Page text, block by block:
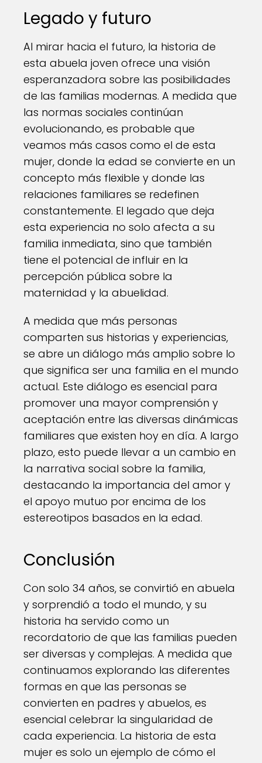
Legado y futuro
Al mirar hacia el futuro, la historia de
esta abuela joven ofrece una visión
esperanzadora sobre las posibilidades
de las familias modernas. A medida que
las normas sociales continúan
evolucionando, es probable que
veamos más casos como el de esta
mujer, donde la edad se convierte en un
concepto más flexible y donde las
relaciones familiares se redefinen
constantemente. El legado que deja
esta experiencia no solo afecta a su
familia inmediata, sino que también
tiene el potencial de influir en la
percepción pública sobre la
maternidad y la abuelidad.
A medida que más personas
comparten sus historias y experiencias,
se abre un diálogo más amplio sobre lo
que significa ser una familia en el mundo
actual. Este diálogo es esencial para
promover una mayor comprensión y
aceptación entre las diversas dinámicas
familiares que existen hoy en día. A largo
plazo, esto puede llevar a un cambio en
la narrativa social sobre la familia,
destacando la importancia del amor y
el apoyo mutuo por encima de los
estereotipos basados en la edad.
Conclusión
Con solo 34 años, se convirtió en abuela
y sorprendió a todo el mundo, y su
historia ha servido como un
recordatorio de que las familias pueden
ser diversas y complejas. A medida que
continuamos explorando las diferentes
formas en que las personas se
convierten en padres y abuelos, es
esencial celebrar la singularidad de
cada experiencia. La historia de esta
mujer es solo un ejemplo de cómo el